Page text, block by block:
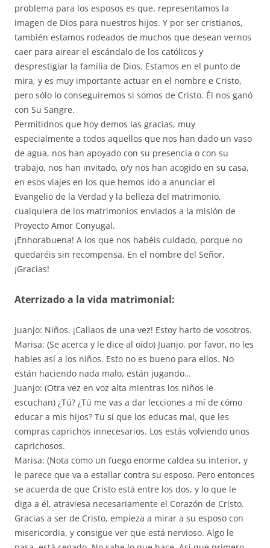
problema para los esposos es que, representamos la
imagen de Dios para nuestros hijos. Y por ser cristianos,
también estamos rodeados de muchos que desean vernos
caer para airear el escándalo de los católicos y
desprestigiar la familia de Dios. Estamos en el punto de
mira, y es muy importante actuar en el nombre e Cristo,
pero sólo lo conseguiremos si somos de Cristo. Él nos ganó
con Su Sangre.
Permitidnos que hoy demos las gracias, muy
especialmente a todos aquellos que nos han dado un vaso
de agua, nos han apoyado con su presencia o con su
trabajo, nos han invitado, o/y nos han acogido en su casa,
en esos viajes en los que hemos ido a anunciar el
Evangelio de la Verdad y la belleza del matrimonio,
cualquiera de los matrimonios enviados a la misión de
Proyecto Amor Conyugal.
¡Enhorabuena! A los que nos habéis cuidado, porque no
quedaréis sin recompensa. En el nombre del Señor,
¡Gracias!
Aterrizado a la vida matrimonial:
Juanjo: Niños. ¡Callaos de una vez! Estoy harto de vosotros.
Marisa: (Se acerca y le dice al oído) Juanjo, por favor, no les
hables así a los niños. Esto no es bueno para ellos. No
están haciendo nada malo, están jugando…
Juanjo: (Otra vez en voz alta mientras los niños le
escuchan) ¿Tú? ¿Tú me vas a dar lecciones a mí de cómo
educar a mis hijos? Tu sí que los educas mal, que les
compras caprichos innecesarios. Los estás volviendo unos
caprichosos.
Marisa: (Nota como un fuego enorme caldea su interior, y
le parece que va a estallar contra su esposo. Pero entonces
se acuerda de que Cristo está entre los dos, y lo que le
diga a él, atraviesa necesariamente el Corazón de Cristo.
Gracias a ser de Cristo, empieza a mirar a su esposo con
misericordia, y consigue ver que está nervioso. Algo le